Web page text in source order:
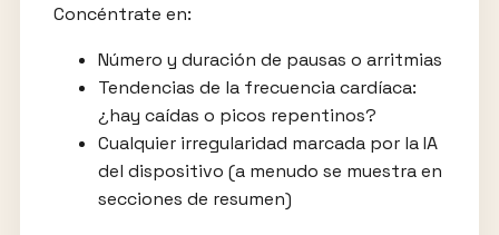
Concéntrate en:
Número y duración de pausas o arritmias
Tendencias de la frecuencia cardíaca:
¿hay caídas o picos repentinos?
Cualquier irregularidad marcada por la IA
del dispositivo (a menudo se muestra en
secciones de resumen)